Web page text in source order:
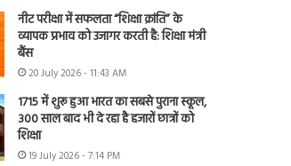
नीट परीक्षा में सफलता “शिक्षा क्रांति” के
व्यापक प्रभाव को उजागर करती है: शिक्षा मंत्री
बैंस
20 July 2026 - 11:43 AM
1715 में शुरू हुआ भारत का सबसे पुराना स्कूल,
300 साल बाद भी दे रहा है हजारों छात्रों को
शिक्षा
19 July 2026 - 7:14 PM